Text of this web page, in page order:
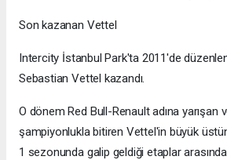
Son kazanan Vettel
Intercity İstanbul Park'ta 2011'de
Sebastian Vettel kazandı.
O dönem Red Bull-Renault adına yarışan
şampiyonlukla bitiren Vettel'in büyük
1 sezonunda galip geldiği etaplar